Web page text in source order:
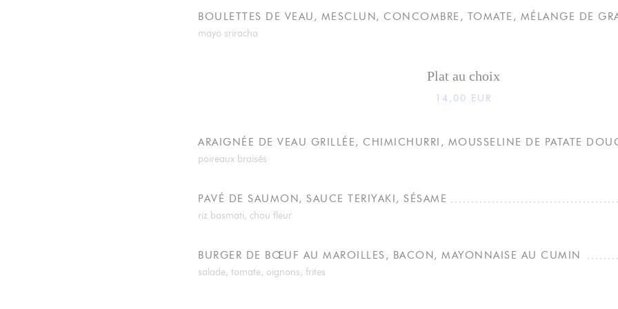
BOULETTES DE VEAU, MESCLUN, CONCOMBRE, TOMATE, MÉLANGE DE
mayo sriracha
Plat au choix
14,00 EUR
ARAIGNÉE DE VEAU GRILLÉE, CHIMICHURRI, MOUSSELINE DE PATATE
poireaux braisés
PAVÉ DE SAUMON, SAUCE TERIYAKI, SÉSAME
riz basmati, chou fleur
BURGER DE BŒUF AU MAROILLES, BACON, MAYONNAISE AU CUMIN
salade, tomate, oignons, frites